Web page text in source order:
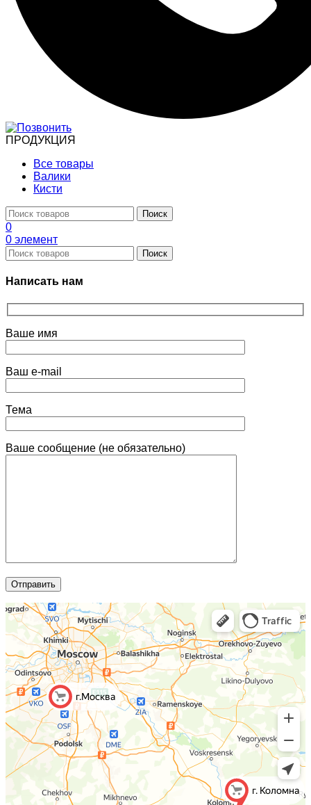
ПРОДУКЦИЯ
Все товары
Валики
Кисти
Поиск
0
0 элемент
Поиск
Написать нам
Ваше имя
Ваш e-mail
Тема
Ваше сообщение (не обязательно)